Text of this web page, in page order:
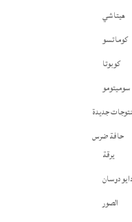
هيتاشي
كوماتسو
كوبوتا
سوميتومو
جديدة
حافة ضرس
يرقة
دايو دوسان
الصور